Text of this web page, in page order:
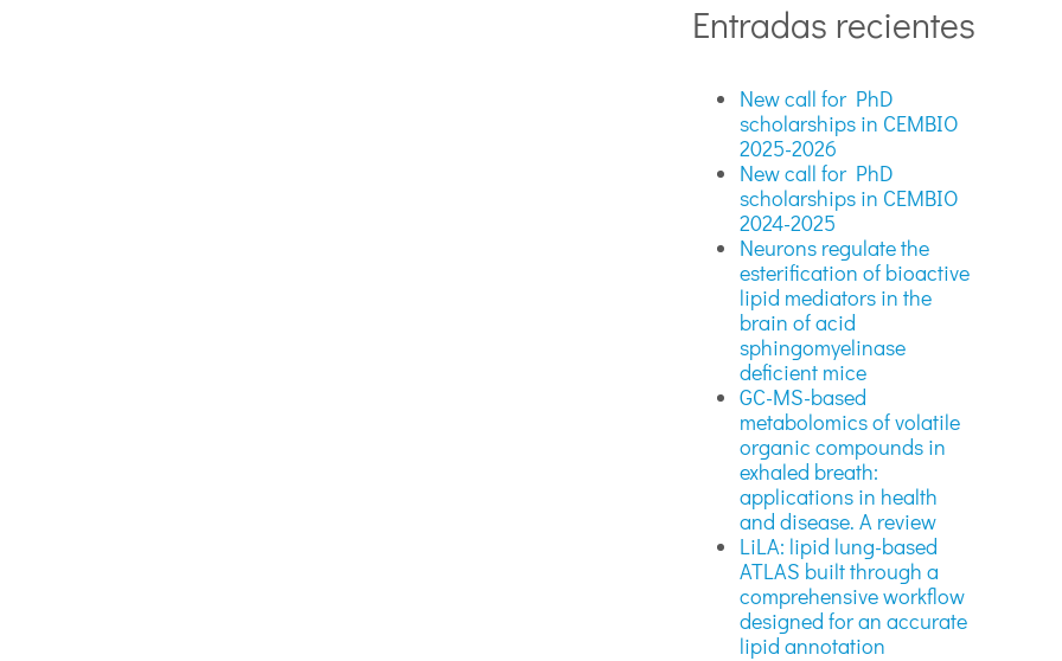
Entradas recientes
New call for PhD
scholarships in CEMBIO
2025-2026
New call for PhD
scholarships in CEMBIO
2024-2025
Neurons regulate the
esterification of bioactive
lipid mediators in the
brain of acid
sphingomyelinase
deficient mice
GC-MS-based
metabolomics of volatile
organic compounds in
exhaled breath:
applications in health
and disease. A review
LiLA: lipid lung-based
ATLAS built through a
comprehensive workflow
designed for an accurate
lipid annotation